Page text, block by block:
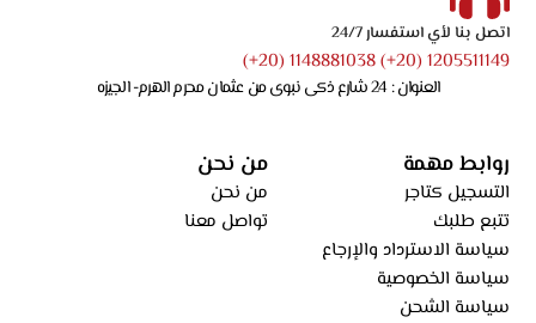
اتصل بنا لأي استفسار 24/7
1205511149 (20+) 1148881038 (20+)
العنوان : 24 شارع ذكى نبوى من عثمان محرم الهرم- الجيزه
روابط مهمة
التسجيل كتاجر
تتبع طلبك
سياسة الاسترداد والإرجاع
سياسة الخصوصية
سياسة الشحن
من نحن
من نحن
تواصل معنا